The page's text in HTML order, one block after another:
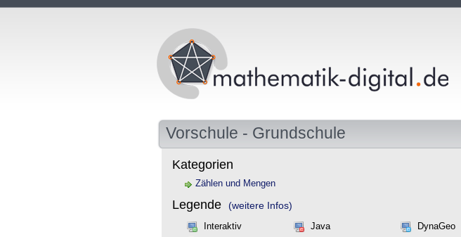
Vorschule - Grundschule
Kategorien
Zählen und Mengen
Legende (weitere Infos)
Interaktiv Java DynaGeo